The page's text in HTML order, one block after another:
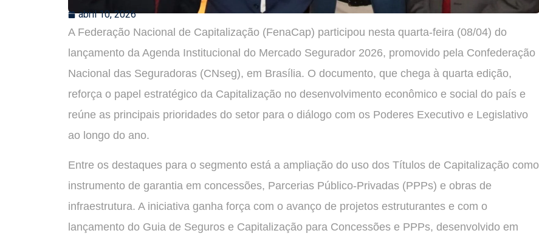
abril 10, 2026
A Federação Nacional de Capitalização (FenaCap) participou nesta quarta-feira (08/04) do
lançamento da Agenda Institucional do Mercado Segurador 2026, promovido pela Confederação
Nacional das Seguradoras (CNseg), em Brasília. O documento, que chega à quarta edição,
reforça o papel estratégico da Capitalização no desenvolvimento econômico e social do país e
reúne as principais prioridades do setor para o diálogo com os Poderes Executivo e Legislativo
ao longo do ano.
Entre os destaques para o segmento está a ampliação do uso dos Títulos de Capitalização como
instrumento de garantia em concessões, Parcerias Público-Privadas (PPPs) e obras de
infraestrutura. A iniciativa ganha força com o avanço de projetos estruturantes e com o
lançamento do Guia de Seguros e Capitalização para Concessões e PPPs, desenvolvido em